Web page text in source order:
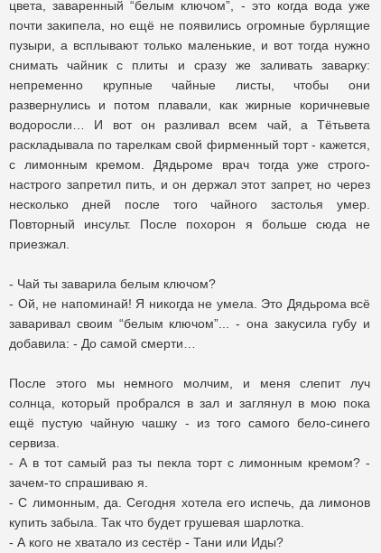
цвета, заваренный “белым ключом”, - это когда вода уже
почти закипела, но ещё не появились огромные бурлящие
пузыри, а всплывают только маленькие, и вот тогда нужно
снимать чайник с плиты и сразу же заливать заварку:
непременно крупные чайные листы, чтобы они
развернулись и потом плавали, как жирные коричневые
водоросли… И вот он разливал всем чай, а Тётьвета
раскладывала по тарелкам свой фирменный торт - кажется,
с лимонным кремом. Дядьроме врач тогда уже строго-
настрого запретил пить, и он держал этот запрет, но через
несколько дней после того чайного застолья умер.
Повторный инсульт. После похорон я больше сюда не
приезжал.
- Чай ты заварила белым ключом?
- Ой, не напоминай! Я никогда не умела. Это Дядьрома всё
заваривал своим “белым ключом”... - она закусила губу и
добавила: - До самой смерти…
После этого мы немного молчим, и меня слепит луч
солнца, который пробрался в зал и заглянул в мою пока
ещё пустую чайную чашку - из того самого бело-синего
сервиза.
- А в тот самый раз ты пекла торт с лимонным кремом? -
зачем-то спрашиваю я.
- С лимонным, да. Сегодня хотела его испечь, да лимонов
купить забыла. Так что будет грушевая шарлотка.
- А кого не хватало из сестёр - Тани или Иды?